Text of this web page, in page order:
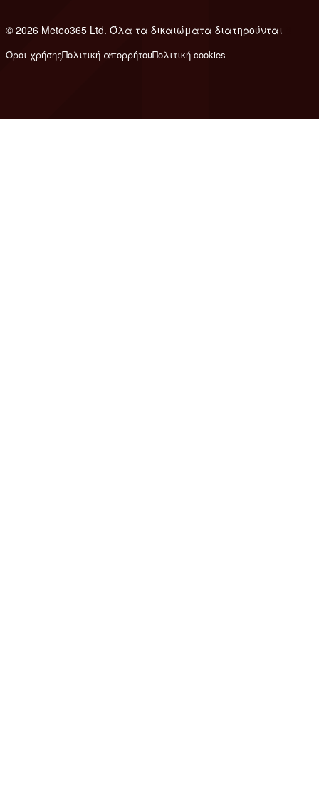
© 2026 Meteo365 Ltd. Όλα τα δικαιώματα διατηρούνται
Όροι χρήσηςΠολιτική απορρήτουΠολιτική cookies